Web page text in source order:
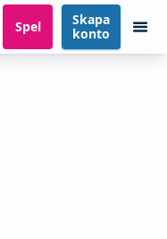
Spel
Skapa
konto